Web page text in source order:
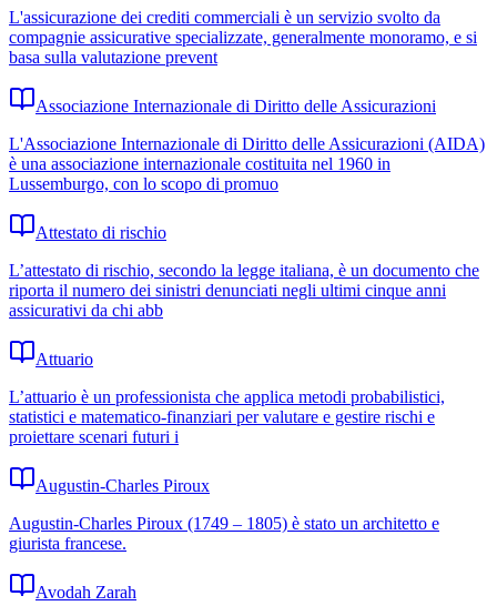
L'assicurazione dei crediti commerciali è un servizio svolto da
compagnie assicurative specializzate, generalmente monoramo, e si
basa sulla valutazione prevent
Associazione Internazionale di Diritto delle Assicurazioni
L'Associazione Internazionale di Diritto delle Assicurazioni (AIDA)
è una associazione internazionale costituita nel 1960 in
Lussemburgo, con lo scopo di promuo
Attestato di rischio
L’attestato di rischio, secondo la legge italiana, è un documento che
riporta il numero dei sinistri denunciati negli ultimi cinque anni
assicurativi da chi abb
Attuario
L’attuario è un professionista che applica metodi probabilistici,
statistici e matematico‑finanziari per valutare e gestire rischi e
proiettare scenari futuri i
Augustin-Charles Piroux
Augustin-Charles Piroux (1749 – 1805) è stato un architetto e
giurista francese.
Avodah Zarah